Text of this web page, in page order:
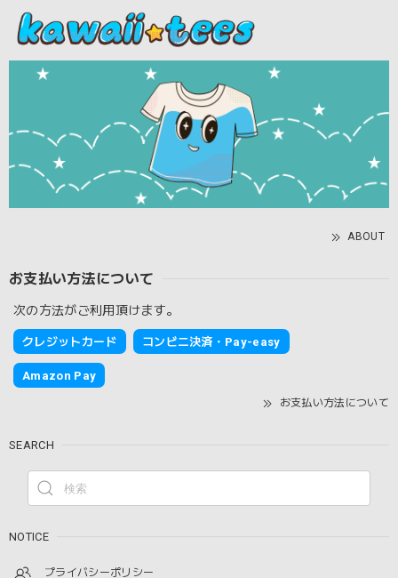
ABOUT
お支払い方法について
次の方法がご利用頂けます。
クレジットカード コンビニ決済・Pay-easy
Amazon Pay
お支払い方法について
SEARCH
NOTICE
プライバシーポリシー